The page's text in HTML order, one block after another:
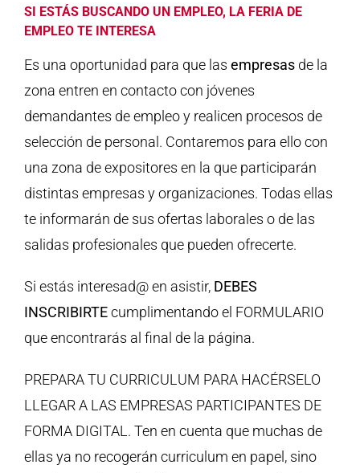
SI ESTÁS BUSCANDO UN EMPLEO, LA FERIA DE
EMPLEO TE INTERESA
Es una oportunidad para que las empresas de la
zona entren en contacto con jóvenes
demandantes de empleo y realicen procesos de
selección de personal. Contaremos para ello con
una zona de expositores en la que participarán
distintas empresas y organizaciones. Todas ellas
te informarán de sus ofertas laborales o de las
salidas profesionales que pueden ofrecerte.
Si estás interesad@ en asistir, DEBES
INSCRIBIRTEcumplimentando el FORMULARIO
que encontrarás al final de la página.
PREPARA TU CURRICULUM PARA HACÉRSELO
LLEGAR A LAS EMPRESAS PARTICIPANTES DE
FORMA DIGITAL. Ten en cuenta que muchas de
ellas ya no recogerán curriculum en papel, sino